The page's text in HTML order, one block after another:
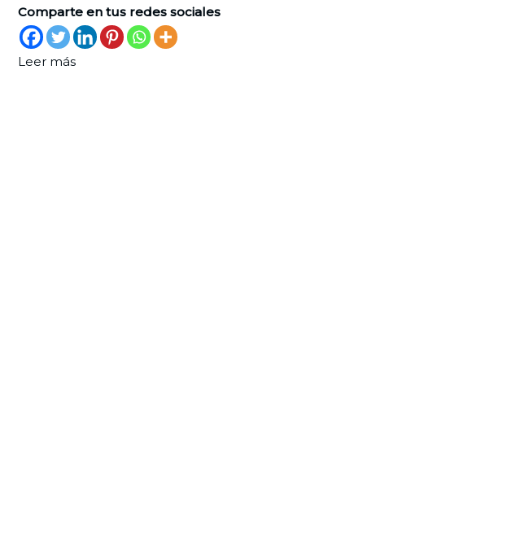
2025
Comparte en tus redes sociales
Leer más